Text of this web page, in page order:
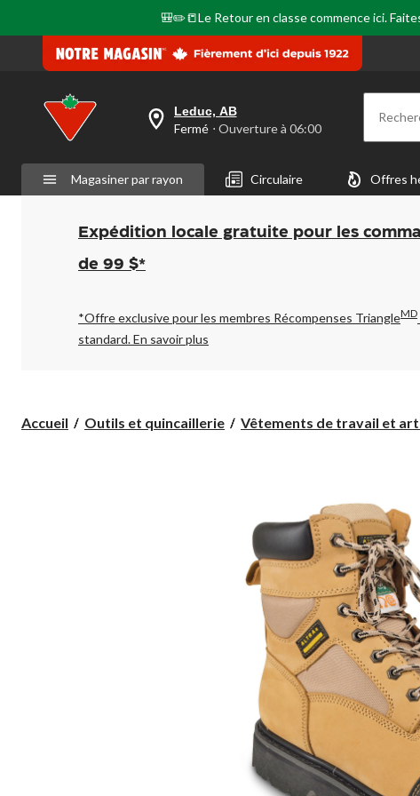
🎒✏️📒Le Retour en classe commence ici.
votre
est
Leduc,
AB,
Fermé,
Ouverture
à
pour
changer
Leduc, AB
Fermé ⋅ Ouverture à 06:00
Magasiner par rayon Circulaire Offres
Expédition locale gratuite pour les
de 99 $*
*Offre exclusive pour les membres Récompenses TriangleMD
standard.En savoir plus
Accueil Outils et quincaillerie Vêtements de travail et